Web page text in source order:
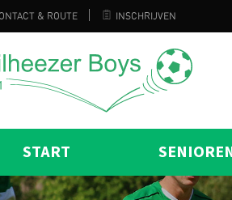
& ROUTE INSCHRIJVEN
START